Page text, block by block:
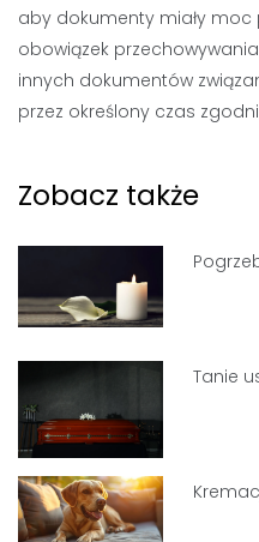
aby dokumenty miały
obowiązek
innych dokumentów
przez określony czas
Zobacz także
Tanie